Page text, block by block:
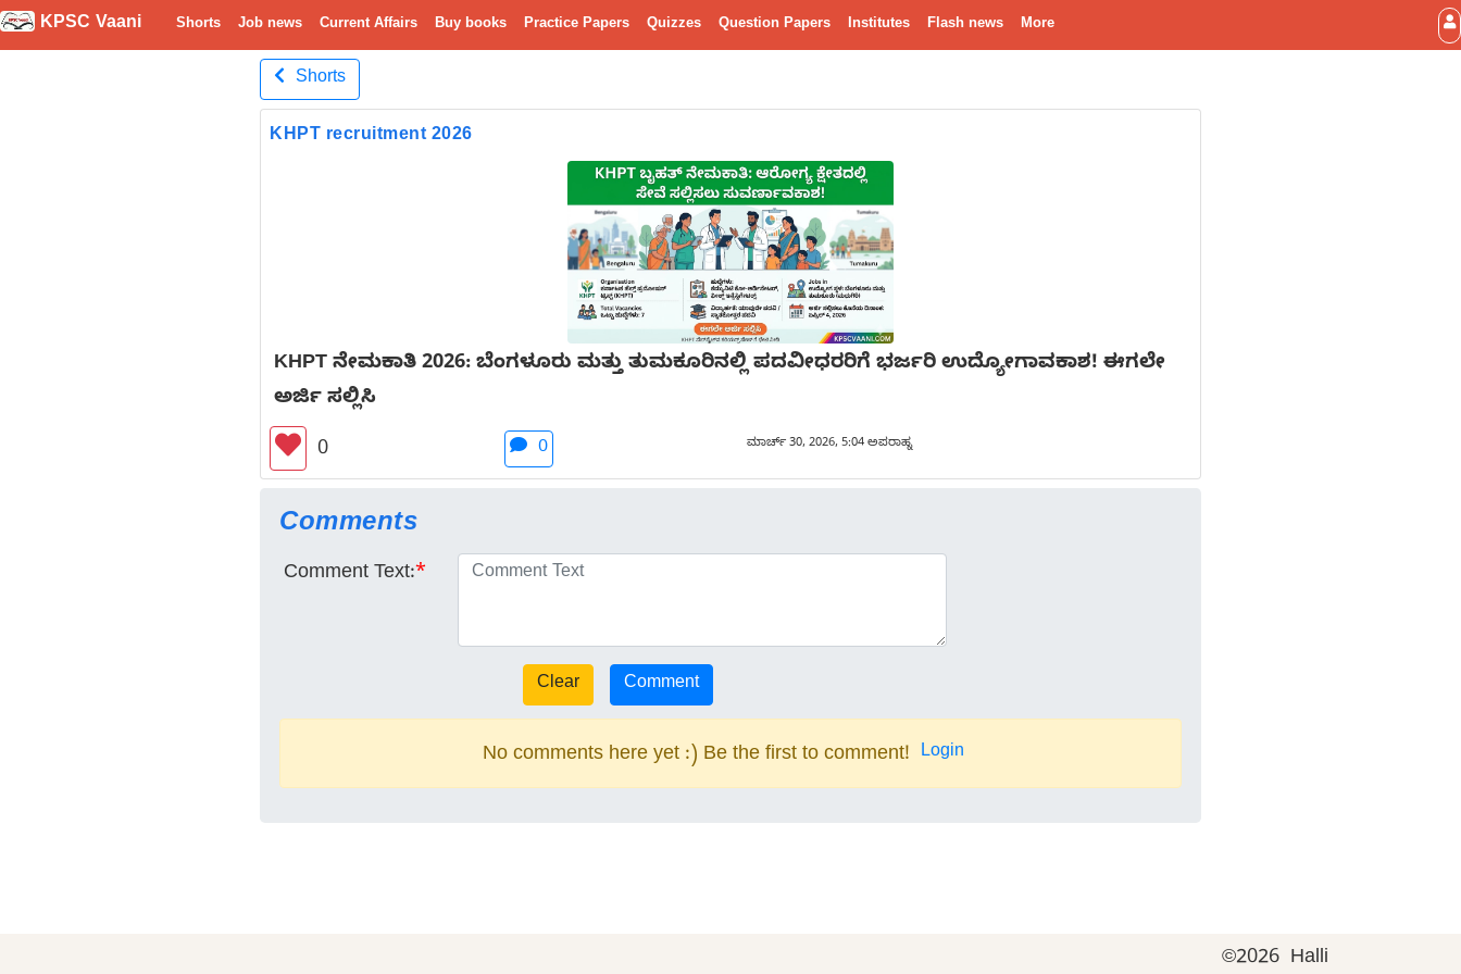
KPSC Vaani Shorts Job news Current Affairs Buy books Practice Papers Quizzes Question Papers Institutes Flash news More
Shorts
KHPT recruitment 2026
KHPT ನೇಮಕಾತಿ 2026: ಬೆಂಗಳೂರು ಮತ್ತು ತುಮಕೂರಿನಲ್ಲಿ ಪದವೀಧರರಿಗೆ ಭರ್ಜರಿ ಉದ್ಯೋಗಾವಕಾಶ! ಈಗಲೇ
ಅರ್ಜಿ ಸಲ್ಲಿಸಿ
0
0 ಮಾರ್ಚ್ 30, 2026, 5:04 ಅಪರಾಹ್ನ
Comments
Comment Text:*
No comments here yet :) Be the first to comment! Login
©2026 Halli